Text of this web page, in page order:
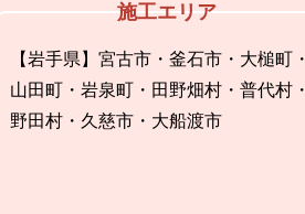
施工エリア
【岩手県】宮古市・釜石市・大槌町・
山田町・岩泉町・田野畑村・普代村・
野田村・久慈市・大船渡市